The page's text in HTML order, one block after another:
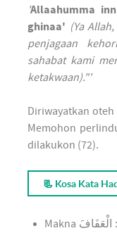
'Allaahumma
ghinaa' (Ya
penjagaan
sahabat kami
ketakwaan)."'
Diriwayatkan
Memohon
dilakukon (72).
📃 Kosa Kata
Makna الْعَفَافَ : Bersih dan menjaga diri dari sesuatu